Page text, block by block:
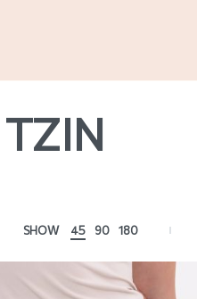
ΤΖΙΝ
SHOW 45 90 180